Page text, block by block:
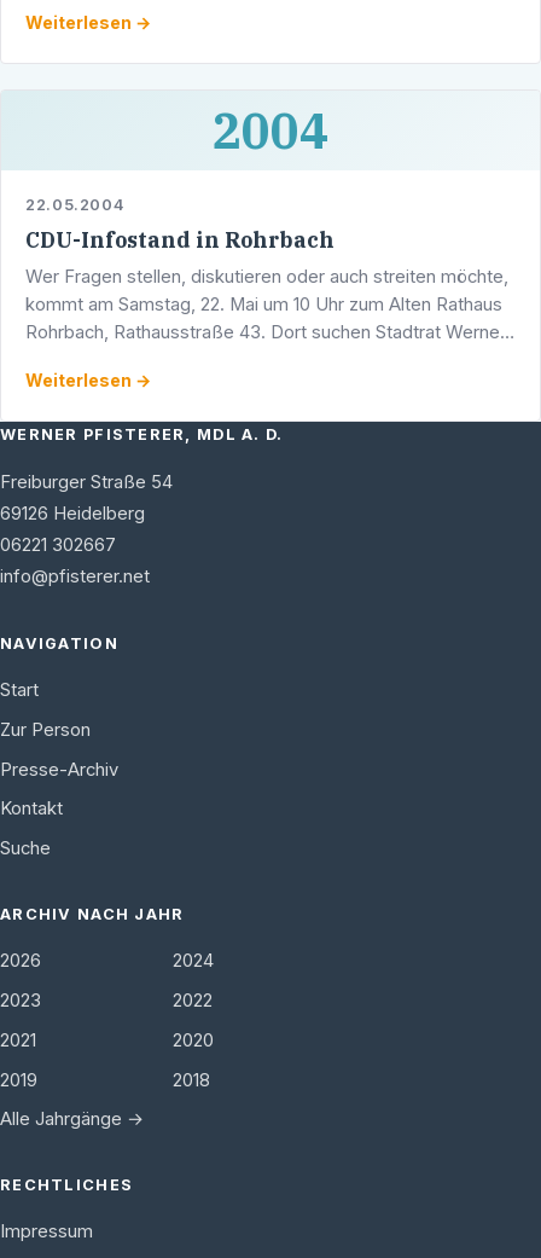
Weiterlesen →
2004
22.05.2004
CDU-Infostand in Rohrbach
Wer Fragen stellen, diskutieren oder auch streiten möchte,
kommt am Samstag, 22. Mai um 10 Uhr zum Alten Rathaus
Rohrbach, Rathausstraße 43. Dort suchen Stadtrat Werner
Weiterlesen →
WERNER PFISTERER, MDL A. D.
Freiburger Straße 54
69126 Heidelberg
06221 302667
info@pfisterer.net
NAVIGATION
Start
Zur Person
Presse-Archiv
Kontakt
Suche
ARCHIV NACH JAHR
2026
2024
2023
2022
2021
2020
2019
2018
Alle Jahrgänge →
RECHTLICHES
Impressum